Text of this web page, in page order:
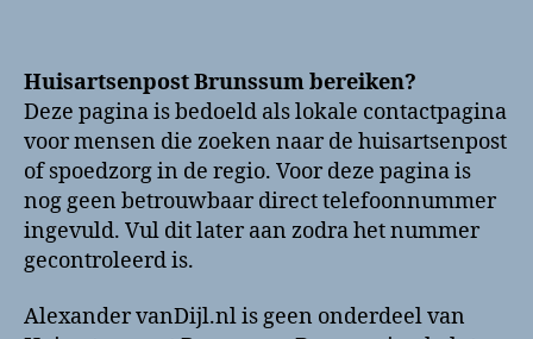
Huisartsenpost Brunssum bereiken?
Deze pagina is bedoeld als lokale contactpagina
voor mensen die zoeken naar de huisartsenpost
of spoedzorg in de regio. Voor deze pagina is
nog geen betrouwbaar direct telefoonnummer
ingevuld. Vul dit later aan zodra het nummer
gecontroleerd is.
Alexander vanDijl.nl is geen onderdeel van